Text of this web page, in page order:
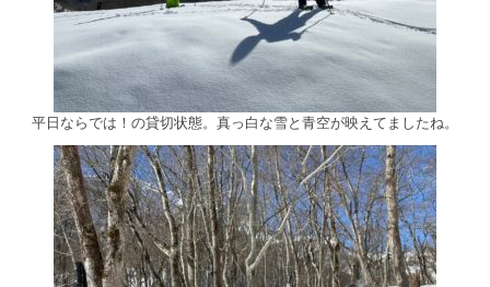
平日ならでは！の貸切状態。真っ白な雪と青空が映えてましたね。